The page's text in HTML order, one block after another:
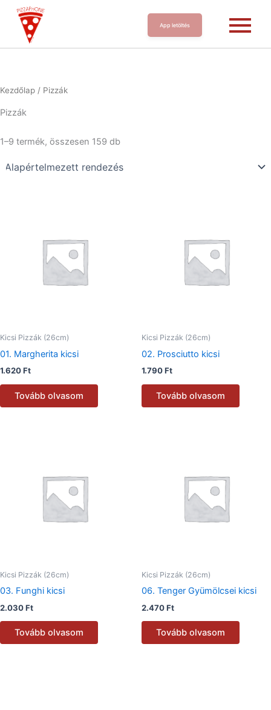
App letöltés
Kezdőlap / Pizzák
Pizzák
1–9 termék, összesen 159 db
Kicsi Pizzák (26cm)
01. Margherita kicsi
1.620Ft
Tovább olvasom
Kicsi Pizzák (26cm)
02. Prosciutto kicsi
1.790Ft
Tovább olvasom
Kicsi Pizzák (26cm)
03. Funghi kicsi
2.030Ft
Tovább olvasom
Kicsi Pizzák (26cm)
06. Tenger Gyümölcsei kicsi
2.470Ft
Tovább olvasom